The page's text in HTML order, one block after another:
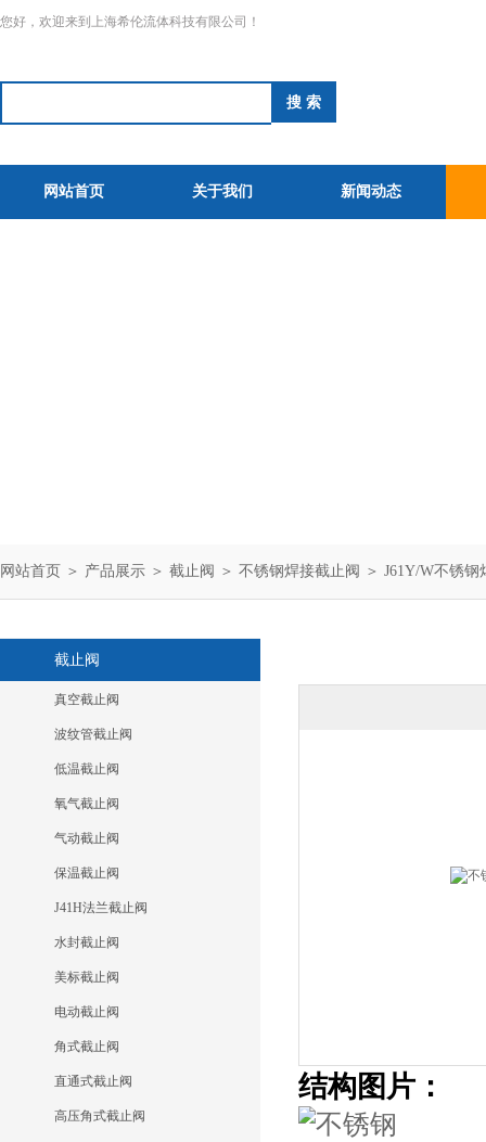
您好，欢迎来到上海希伦流体科技有限公司！
网站首页 关于我们 新闻动态
网站首页 ＞ 产品展示 ＞ 截止阀 ＞ 不锈钢焊接截止阀 ＞ J61Y/W不锈
截止阀
真空截止阀
波纹管截止阀
低温截止阀
氧气截止阀
气动截止阀
保温截止阀
J41H法兰截止阀
水封截止阀
美标截止阀
电动截止阀
角式截止阀
直通式截止阀
高压角式截止阀
结构图片：